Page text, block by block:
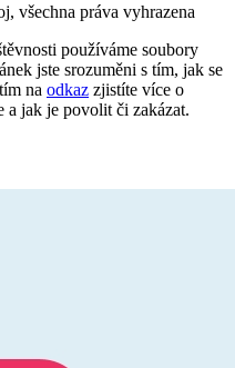
všechna práva vyhrazena
používáme soubory
jste srozuměni s tím, jak se
na odkaz zjistíte více o
a jak je povolit či zakázat.